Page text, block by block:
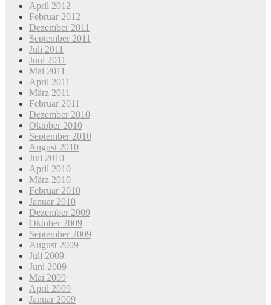
April 2012
Februar 2012
Dezember 2011
September 2011
Juli 2011
Juni 2011
Mai 2011
April 2011
März 2011
Februar 2011
Dezember 2010
Oktober 2010
September 2010
August 2010
Juli 2010
April 2010
März 2010
Februar 2010
Januar 2010
Dezember 2009
Oktober 2009
September 2009
August 2009
Juli 2009
Juni 2009
Mai 2009
April 2009
Januar 2009